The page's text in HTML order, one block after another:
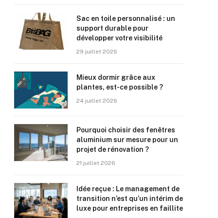
Sac en toile personnalisé : un
support durable pour
développer votre visibilité
29 juillet 2026
Mieux dormir grâce aux
plantes, est-ce possible ?
24 juillet 2026
Pourquoi choisir des fenêtres
aluminium sur mesure pour un
projet de rénovation ?
21 juillet 2026
Idée reçue : Le management de
transition n’est qu’un intérim de
luxe pour entreprises en faillite